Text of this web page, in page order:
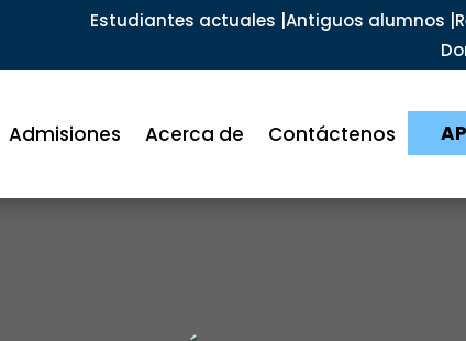
Estudiantes actuales | Antiguos alumnos |
Admisiones Acerca de Contáctenos